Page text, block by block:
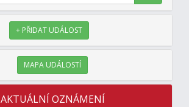
+ PŘIDAT UDÁLOST
MAPA UDÁLOSTÍ
AKTUÁLNÍ OZNÁMENÍ